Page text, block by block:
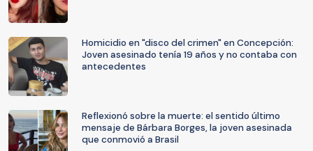
Homicidio en "disco del crimen" en Concepción:
Joven asesinado tenía 19 años y no contaba con
antecedentes
Reflexionó sobre la muerte: el sentido último
mensaje de Bárbara Borges, la joven asesinada
que conmovió a Brasil